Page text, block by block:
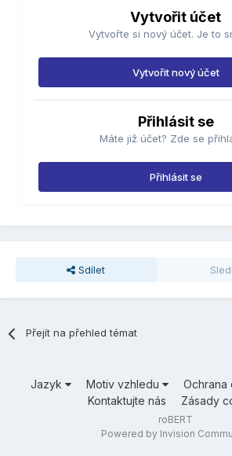
Vytvořit účet
Vytvořte si nový účet. Je to
Vytvořit nový účet
Přihlásit se
Máte již účet? Zde se
Přihlásit se
Sdílet
Přejít na přehled témat
Jazyk Motiv vzhledu
Ochrana
Kontaktujte nás
Zásady
roBERT
Powered by Invision